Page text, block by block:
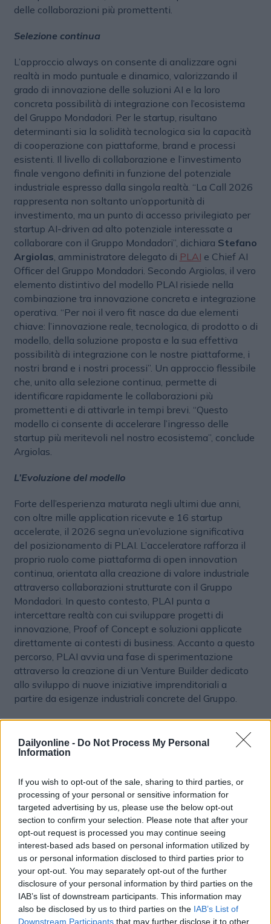
Dailyonline - Do Not Process My Personal
Information
If you wish to opt-out of the sale, sharing to third parties, or
processing of your personal or sensitive information for
targeted advertising by us, please use the below opt-out
section to confirm your selection. Please note that after your
opt-out request is processed you may continue seeing
interest-based ads based on personal information utilized by
us or personal information disclosed to third parties prior to
your opt-out. You may separately opt-out of the further
disclosure of your personal information by third parties on the
IAB’s list of downstream participants. This information may
also be disclosed by us to third parties on the IAB’s List of
Downstream Participants that may further disclose it to other
delle collaborazioni più promettenti.
Selezione continua
L’approccio always on consente di analizzare ogni
realtà in modo puntuale e dinamico, valorizzando il
grado di innovazione delle soluzioni AI e la loro
concreta possibilità di integrazione con l’ecosistema
del Gruppo Mondadori. Per le startup, risultano
determinanti sia la solidità tecnologica sia la capacità
di cooperazione con piattaforme, brand e processi
esistenti. Il livello di collaborazione e l’investimento
finale vengono definiti in funzione del potenziale
industriale espresso dalla singola realtà. “La Call 2026
rappresenta non soltanto un’opportunità di
investimento, ma un punto di accesso privilegiato per
startup AI-driven ad alto potenziale interessate a
collaborare con il Gruppo Mondadori”, dichiara Stefano
Argiolas , amministratore delegato di PLAI e Chief AI
Officer del Gruppo Mondadori. Secondo Argiolas, il vero
elemento distintivo del modello PLAI risiede nella
combinazione tra innovazione concreta e integrazione
operativa. “Per noi il vero fit nasce da due elementi
chiave: l’innovazione reale, tecnologica, di prodotto o di
modello, della soluzione proposta e la sua effettiva
possibilità di integrazione con le nostre piattaforme, i
nostri brand e i nostri processi”. Un approccio flessibile
che, unito alla selezione continua, permette di
identificare rapidamente le collaborazioni più
promettenti e di attivarle in tempi brevi. “Questo
modello ci consente di accelerare l’ingresso delle
startup più meritevoli nel nostro ecosistema”, conclude
Argiolas.
L’Evoluzione del modello
Forte dell’esperienza maturata negli ultimi due anni,
con oltre mille application ricevute e 16 startup
accelerate, il 2026 segna un’evoluzione significativa
del posizionamento di PLAI. L’acceleratore rafforza il
proprio ruolo come piattaforma di open innovation
continua, orientata alla creazione di valore industriale
attraverso collaborazioni strutturate con il Gruppo
Mondadori. In questo contesto, PLAI punta a
intercettare realtà con cui sviluppare progetti di
innovazione, Proof of Concept e soluzioni applicate
direttamente ai contesti di business. Accanto a questo
percorso, PLAI avvia una fase di sperimentazione
attraverso la creazione di un Venture Builder dedicato
allo sviluppo di nuove iniziative imprenditoriali a
partire da esigenze industriali concrete del Gruppo.
Aree strategiche e investimenti
Il Venture Builder consente di realizzare nuovi prodotti
business, prevedendo, ove opportuno, il co-
finanziamento della nascita di NewCo dedicate allo
sviluppo e alla scalabilità delle soluzioni individuate. Le
aree di interesse strategico comprendono Education,
con focus su digital learning ed edtech; Retail, per
customer experience, previsione della domanda e
logistica; New Media & Advertising, in particolare per
contenuti, crescita delle audience e soluzioni
pubblicitarie; Publishing, per l’ottimizzazione dei flussi
editoriali, della distribuzione e dell’engagement;
Corporate, con attenzione a pianificazione e controllo,